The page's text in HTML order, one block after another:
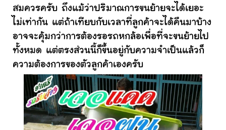
สมควรครับ ถึงแม้ว่าปริมาณการขนย้ายจะได้เยอะ
ไม่เท่ากัน แต่ถ้าเทียบกับเวลาที่ลูกค้าจะได้คืนมาบ้าง
อาจจะคุ้มกว่าการต้องรอรถหกล้อเพื่อที่จะขนย้ายไป
ทั้งหมด แต่ตรงส่วนนี้ก็ขึ้นอยู่กับความจำเป็นแล้วก็
ความต้องการของตัวลูกค้าเองครับ